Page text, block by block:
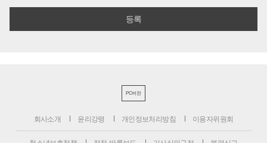
PC버전
회사소개 윤리강령 개인정보처리방침 이용자위원회